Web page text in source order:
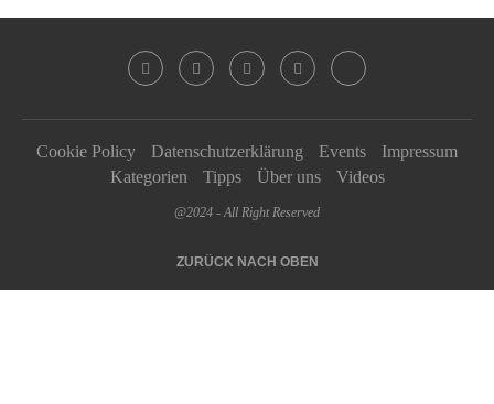
Cookie Policy Datenschutzerklärung Events
Impressum
Kategorien
Tipps Über uns Videos
@2024 - All Right Reserved
ZURÜCK NACH OBEN